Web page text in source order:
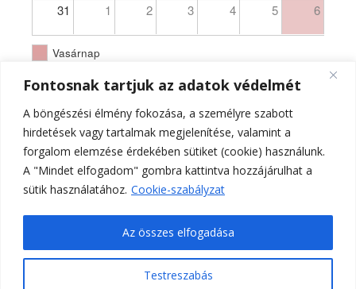
Fontosnak tartjuk az adatok védelmét
A böngészési élmény fokozása, a személyre szabott
hirdetések vagy tartalmak megjelenítése, valamint a
forgalom elemzése érdekében sütiket (cookie) használunk.
A "Mindet elfogadom" gombra kattintva hozzájárulhat a
sütik használatához. Cookie-szabályzat
Testreszabás
Az összes elfogadása
31 1 2 3 4 5 6
Vasárnap